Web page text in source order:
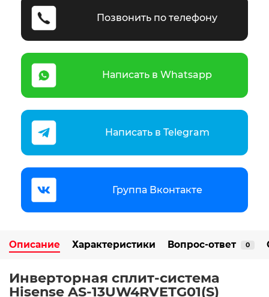
Позвонить по телефону
Написать в Whatsapp
Написать в Telegram
Группа Вконтакте
Описание Характеристики Вопрос-ответ 0
Инверторная сплит-система
Hisense AS-13UW4RVETG01(S)